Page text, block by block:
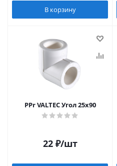
В корзину
PPr VALTEC Угол 25х90
22₽/шт